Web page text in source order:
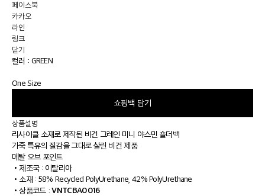
페이스북
카카오
라인
링크
닫기
컬러 : GREEN
One Size
쇼핑백 담기
상품설명
리사이클 소재로 제작된 비건 그레인 미니 야스민 숄더백
가죽 특유의 질감을 그대로 살린 비건 제품
메탈 오브 포인트
• 제조국 : 이탈리아
• 소재 : 58% Recycled PolyUrethane, 42% PolyUrethane
•상품코드 :VNTCBA0016